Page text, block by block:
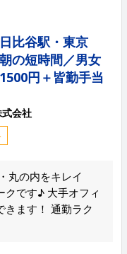
比谷駅・東京
の短時間／男女
円＋皆勤手当
会社
丸の内をキレイ
クです♪ 大手オフィ
ます！ 通勤ラク